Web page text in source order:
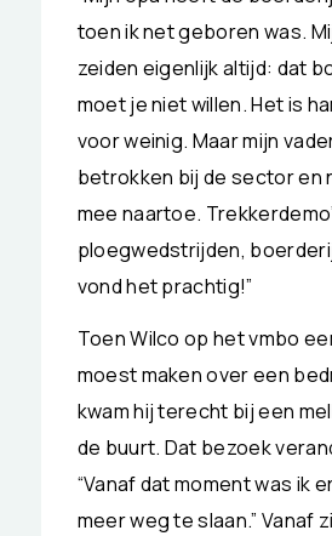
toen ik net geboren was.
zeiden eigenlijk altijd: dat
moet je niet willen. Het is
voor weinig. Maar mijn
betrokken bij de sector en
mee naartoe.
ploegwedstrijden,
vond het prachtig!”
Toen Wilco op het vmbo
moest maken over een
kwam hij terecht bij een
de buurt. Dat bezoek
“Vanaf dat moment was ik
meer weg te slaan.” Vanaf